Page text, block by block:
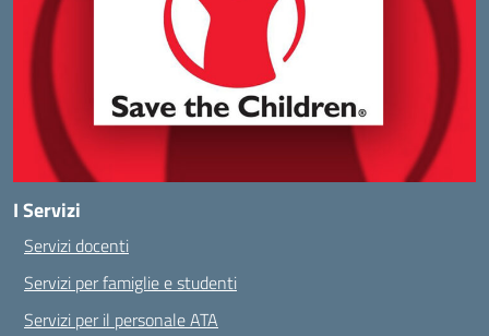
I Servizi
Servizi docenti
Servizi per famiglie e studenti
Servizi per il personale ATA